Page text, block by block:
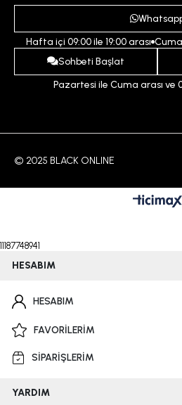
Ödeme ve Teslimat Koşulları
İptal ve İade Koşulları
İndirim
Hafta içi 09:00 ile 19:00 arası
Sohbeti Başlat
Pazartesi ile Cuma arası ve
© 2025 BLACK ONLINE
11187748941
HESABIM
HESABIM
FAVORİLERİM
SİPARİŞLERİM
YARDIM